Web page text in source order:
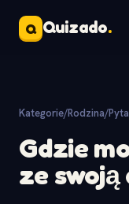
Q Quizado.
Kategorie/Rodzina/
Gdzie
ze swoją